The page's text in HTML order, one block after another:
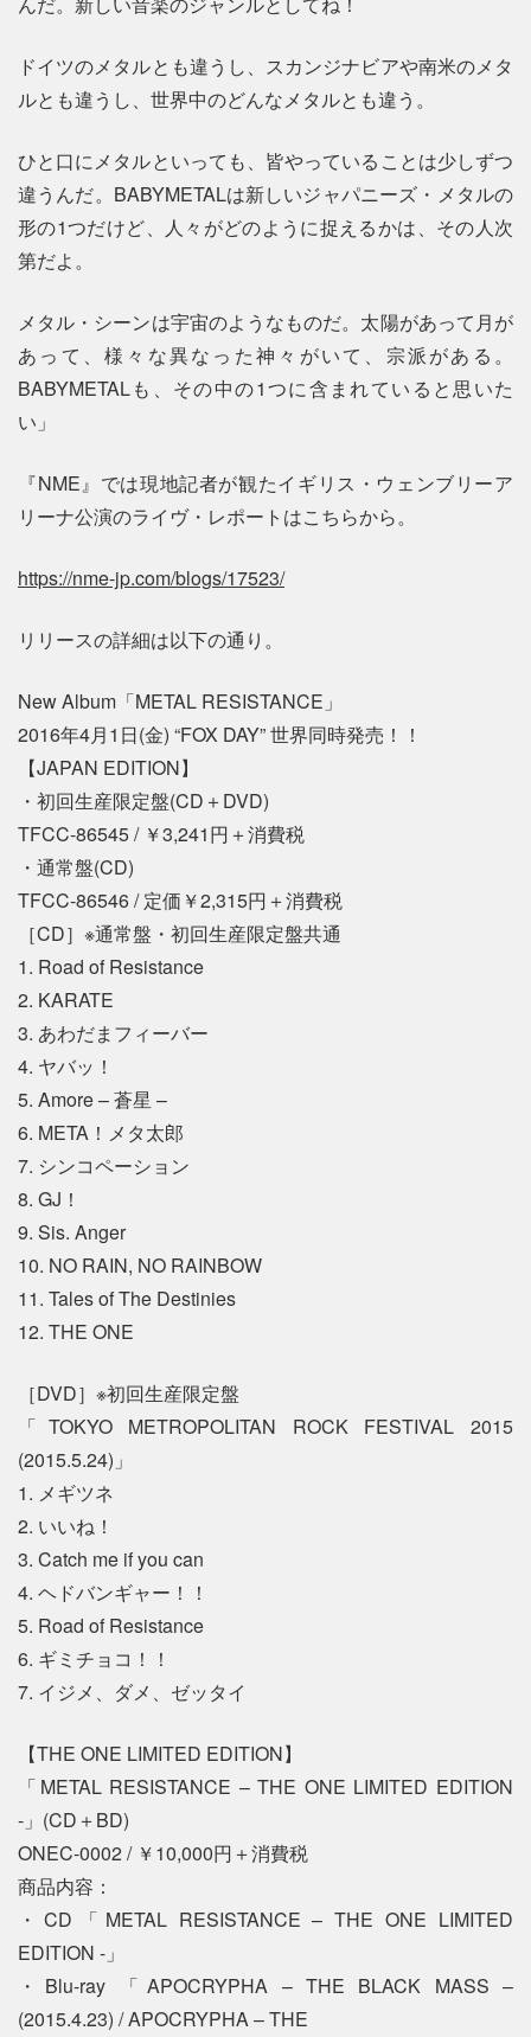
ドイツのメタルとも違うし、スカンジナビアや南米のメタ
ルとも違うし、世界中のどんなメタルとも違う。
ひと口にメタルといっても、皆やっていることは少しずつ
違うんだ。BABYMETALは新しいジャパニーズ・メタルの
形の1つだけど、人々がどのように捉えるかは、その人次
第だよ。
メタル・シーンは宇宙のようなものだ。太陽があって月が
あって、様々な異なった神々がいて、宗派がある。
BABYMETALも、その中の1つに含まれていると思いた
い」
『NME』では現地記者が観たイギリス・ウェンブリーア
リーナ公演のライヴ・レポートはこちらから。
https://nme-jp.com/blogs/17523/
リリースの詳細は以下の通り。
New Album「METAL RESISTANCE」
2016年4月1日(金) “FOX DAY” 世界同時発売！！
【JAPAN EDITION】
・初回生産限定盤(CD＋DVD)
TFCC-86545 / ￥3,241円＋消費税
・通常盤(CD)
TFCC-86546 / 定価￥2,315円＋消費税
［CD］※通常盤・初回生産限定盤共通
1. Road of Resistance
2. KARATE
3. あわだまフィーバー
4. ヤバッ！
5. Amore – 蒼星 –
6. META！メタ太郎
7. シンコペーション
8. GJ！
9. Sis. Anger
10. NO RAIN, NO RAINBOW
11. Tales of The Destinies
12. THE ONE
［DVD］※初回生産限定盤
「TOKYO METROPOLITAN ROCK FESTIVAL 2015
(2015.5.24)」
1. メギツネ
2. いいね！
3. Catch me if you can
4. ヘドバンギャー！！
5. Road of Resistance
6. ギミチョコ！！
7. イジメ、ダメ、ゼッタイ
【THE ONE LIMITED EDITION】
「METAL RESISTANCE – THE ONE LIMITED EDITION
-」(CD＋BD)
ONEC-0002 / ￥10,000円＋消費税
商品内容：
・CD「METAL RESISTANCE – THE ONE LIMITED
EDITION -」
・Blu-ray 「APOCRYPHA – THE BLACK MASS –
(2015.4.23) / APOCRYPHA – THE